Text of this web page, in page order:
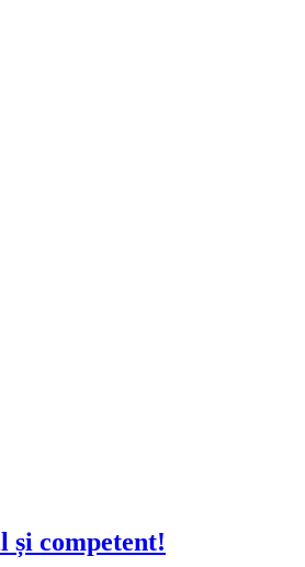
și competent!